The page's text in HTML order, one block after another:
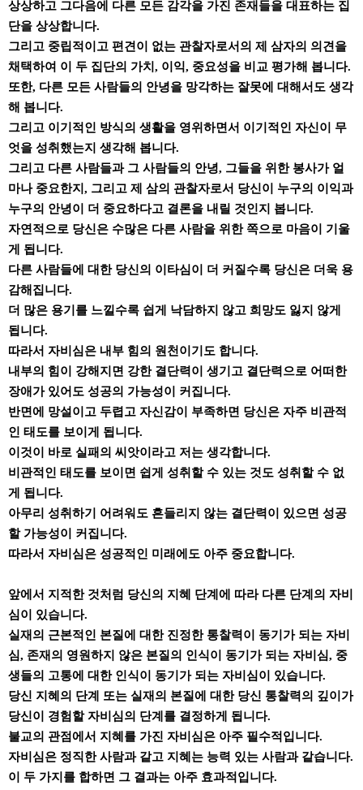
상상하고 그다음에 다른 모든 감각을 가진 존재들을 대표하는 집
단을 상상합니다.
그리고 중립적이고 편견이 없는 관찰자로서의 제 삼자의 의견을
채택하여 이 두 집단의 가치, 이익, 중요성을 비교 평가해 봅니다.
또한, 다른 모든 사람들의 안녕을 망각하는 잘못에 대해서도 생각
해 봅니다.
그리고 이기적인 방식의 생활을 영위하면서 이기적인 자신이 무
엇을 성취했는지 생각해 봅니다.
그리고 다른 사람들과 그 사람들의 안녕, 그들을 위한 봉사가 얼
마나 중요한지, 그리고 제 삼의 관찰자로서 당신이 누구의 이익과
누구의 안녕이 더 중요하다고 결론을 내릴 것인지 봅니다.
자연적으로 당신은 수많은 다른 사람을 위한 쪽으로 마음이 기울
게 됩니다.
다른 사람들에 대한 당신의 이타심이 더 커질수록 당신은 더욱 용
감해집니다.
더 많은 용기를 느낄수록 쉽게 낙담하지 않고 희망도 잃지 않게
됩니다.
따라서 자비심은 내부 힘의 원천이기도 합니다.
내부의 힘이 강해지면 강한 결단력이 생기고 결단력으로 어떠한
장애가 있어도 성공의 가능성이 커집니다.
반면에 망설이고 두렵고 자신감이 부족하면 당신은 자주 비관적
인 태도를 보이게 됩니다.
이것이 바로 실패의 씨앗이라고 저는 생각합니다.
비관적인 태도를 보이면 쉽게 성취할 수 있는 것도 성취할 수 없
게 됩니다.
아무리 성취하기 어려워도 흔들리지 않는 결단력이 있으면 성공
할 가능성이 커집니다.
따라서 자비심은 성공적인 미래에도 아주 중요합니다.
앞에서 지적한 것처럼 당신의 지혜 단계에 따라 다른 단계의 자비
심이 있습니다.
실재의 근본적인 본질에 대한 진정한 통찰력이 동기가 되는 자비
심, 존재의 영원하지 않은 본질의 인식이 동기가 되는 자비심, 중
생들의 고통에 대한 인식이 동기가 되는 자비심이 있습니다.
당신 지혜의 단계 또는 실재의 본질에 대한 당신 통찰력의 깊이가
당신이 경험할 자비심의 단계를 결정하게 됩니다.
불교의 관점에서 지혜를 가진 자비심은 아주 필수적입니다.
자비심은 정직한 사람과 같고 지혜는 능력 있는 사람과 같습니다.
이 두 가지를 합하면 그 결과는 아주 효과적입니다.